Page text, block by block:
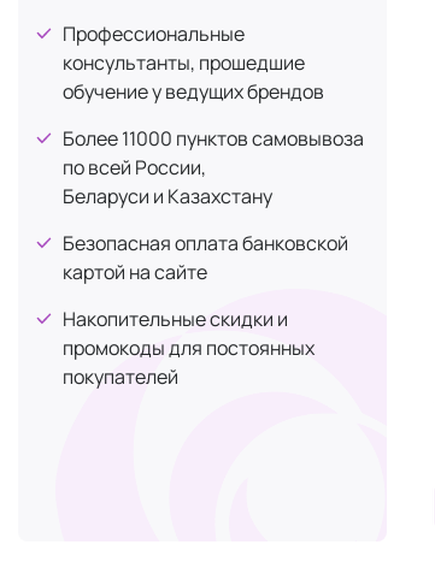
Пиридоксин (витамин B6)
Ретинол (витамин А)
Цинк органический (его оксид)
Экстракт морских водорослей
Экстракт шалфея
Профессиональные
консультанты, прошедшие
обучение у ведущих брендов
Более 11000 пунктов самовывоза
по всей России,
Беларуси и Казахстану
Безопасная оплата банковской
картой на сайте
Накопительные скидки и
промокоды для постоянных
покупателей